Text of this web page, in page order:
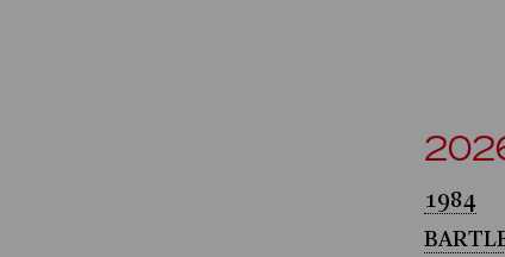
1984